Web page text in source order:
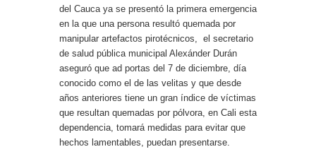
del Cauca ya se presentó la primera emergencia
en la que una persona resultó quemada por
manipular artefactos pirotécnicos, el secretario
de salud pública municipal Alexánder Durán
aseguró que ad portas del 7 de diciembre, día
conocido como el de las velitas y que desde
años anteriores tiene un gran índice de víctimas
que resultan quemadas por pólvora, en Cali esta
dependencia, tomará medidas para evitar que
hechos lamentables, puedan presentarse.